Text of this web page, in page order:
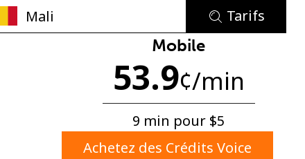
Aucun mot de passe créé
8 caractères minimum
Une lettre majuscule et une lettre minuscule
Un caractère spécial
Tarifs
Mobile
53.9¢/min
9 min pour ⁦$5⁩
Achetez des Crédits Voice